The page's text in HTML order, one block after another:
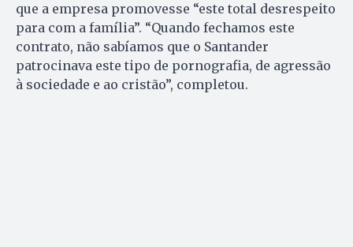
que a empresa promovesse “este total desrespeito
para com a família”. “Quando fechamos este
contrato, não sabíamos que o Santander
patrocinava este tipo de pornografia, de agressão
à sociedade e ao cristão”, completou.